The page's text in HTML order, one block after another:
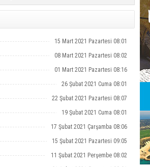
15 Mart 2021 Pazartesi 08:01
08 Mart 2021 Pazartesi 08:02
01 Mart 2021 Pazartesi 08:16
26 Şubat 2021 Cuma 08:01
22 Şubat 2021 Pazartesi 08:07
19 Şubat 2021 Cuma 08:01
17 Şubat 2021 Çarşamba 08:06
15 Şubat 2021 Pazartesi 09:05
11 Şubat 2021 Perşembe 08:02